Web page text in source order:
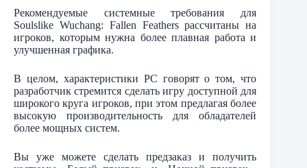
Рекомендуемые системные требования для
Soulslike Wuchang: Fallen Feathers рассчитаны на
игроков, которым нужна более плавная работа и
улучшенная графика.
В целом, характеристики PC говорят о том, что
разработчик стремится сделать игру доступной для
широкого круга игроков, при этом предлагая более
высокую производительность для обладателей
более мощных систем.
Вы уже можете сделать предзаказ и получить